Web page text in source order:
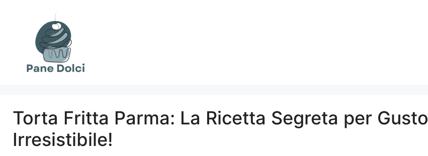
contenuto
Torta Fritta Parma: La Ricetta Segreta per Gusto
Irresistibile!